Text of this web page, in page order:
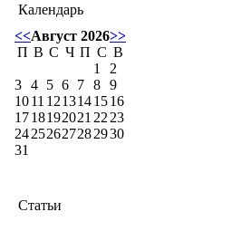
Календарь
<<Август 2026>>
П В С Ч П С В
1
2
3 4 5 6 7 8 9
1011 1213141516
1718192021 22 23
24252627282930
31
Статьи